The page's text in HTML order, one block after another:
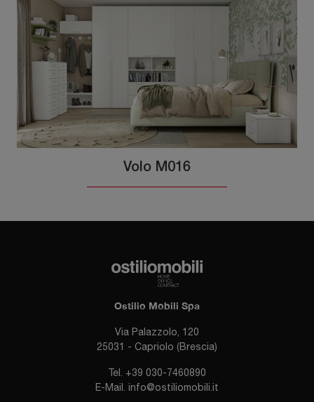
Volo M016
Ostilio Mobili Spa
Via Palazzolo, 120
25031 - Capriolo (Brescia)
Tel. +39 030-7460890
E-Mail. info@ostiliomobili.it